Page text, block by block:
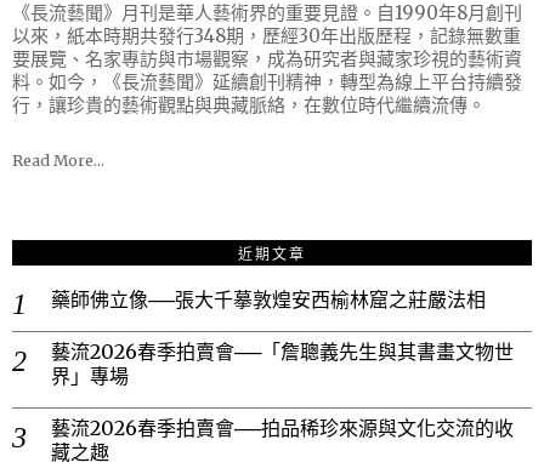
《長流藝聞》月刊是華人藝術界的重要見證。自1990年8月創刊
以來，紙本時期共發行348期，歷經30年出版歷程，記錄無數重
要展覽、名家專訪與市場觀察，成為研究者與藏家珍視的藝術資
料。如今，《長流藝聞》延續創刊精神，轉型為線上平台持續發
行，讓珍貴的藝術觀點與典藏脈絡，在數位時代繼續流傳。
Read More…
近期文章
藥師佛立像──張大千摹敦煌安西榆林窟之莊嚴法相
藝流2026春季拍賣會──「詹聰義先生與其書畫文物世
界」專場
藝流2026春季拍賣會──拍品稀珍來源與文化交流的收
藏之趣